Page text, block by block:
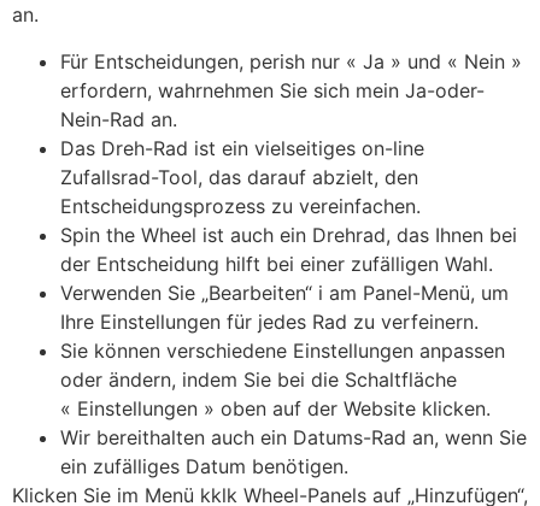
an.
Für Entscheidungen, perish nur « Ja » und « Nein »
erfordern, wahrnehmen Sie sich mein Ja-oder-
Nein-Rad an.
Das Dreh-Rad ist ein vielseitiges on-line
Zufallsrad-Tool, das darauf abzielt, den
Entscheidungsprozess zu vereinfachen.
Spin the Wheel ist auch ein Drehrad, das Ihnen bei
der Entscheidung hilft bei einer zufälligen Wahl.
Verwenden Sie „Bearbeiten“ i am Panel-Menü, um
Ihre Einstellungen für jedes Rad zu verfeinern.
Sie können verschiedene Einstellungen anpassen
oder ändern, indem Sie bei die Schaltfläche
« Einstellungen » oben auf der Website klicken.
Wir bereithalten auch ein Datums-Rad an, wenn Sie
ein zufälliges Datum benötigen.
Klicken Sie im Menü kklk Wheel-Panels auf „Hinzufügen“,